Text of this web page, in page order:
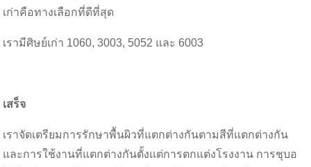
เก่าคือทางเลือกที่ดีที่สุด
เรามีศิษย์เก่า 1060, 3003, 5052 และ 6003
เสร็จ
เราจัดเตรียมการรักษาพื้นผิวที่แตกต่างกันตามสีที่แตกต่างกัน
และการใช้งานที่แตกต่างกันตั้งแต่การตกแต่งโรงงาน การชุบอ